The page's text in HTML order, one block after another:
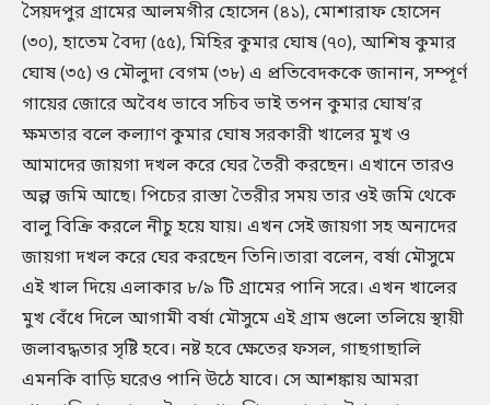
সৈয়দপুর গ্রামের আলমগীর হোসেন (৪১), মোশারাফ হোসেন
(৩০), হাতেম বৈদ্য (৫৫), মিহির কুমার ঘোষ (৭০), আশিষ কুমার
ঘোষ (৩৫) ও মৌলুদা বেগম (৩৮) এ প্রতিবেদককে জানান, সম্পূর্ণ
গায়ের জোরে অবৈধ ভাবে সচিব ভাই তপন কুমার ঘোষ’র
ক্ষমতার বলে কল্যাণ কুমার ঘোষ সরকারী খালের মুখ ও
আমাদের জায়গা দখল করে ঘের তৈরী করছেন। এখানে তারও
অল্প জমি আছে। পিচের রাস্তা তৈরীর সময় তার ওই জমি থেকে
বালু বিক্রি করলে নীচু হয়ে যায়। এখন সেই জায়গা সহ অন্যদের
জায়গা দখল করে ঘের করছেন তিনি।তারা বলেন, বর্ষা মৌসুমে
এই খাল দিয়ে এলাকার ৮/৯ টি গ্রামের পানি সরে। এখন খালের
মুখ বেঁধে দিলে আগামী বর্ষা মৌসুমে এই গ্রাম গুলো তলিয়ে স্থায়ী
জলাবদ্ধতার সৃষ্টি হবে। নষ্ট হবে ক্ষেতের ফসল, গাছগাছালি
এমনকি বাড়ি ঘরেও পানি উঠে যাবে। সে আশঙ্কায় আমরা